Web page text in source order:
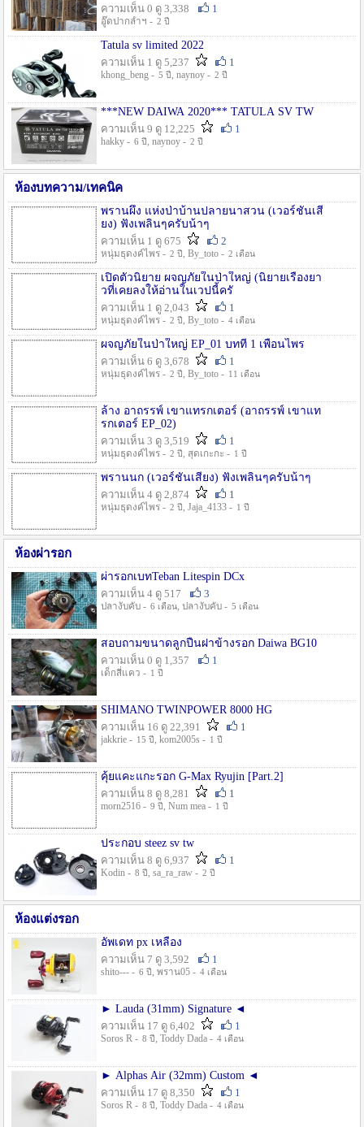
ความเห็น 0 ดู 3,338
1
อู๊ดปากลำฯ - 2 ปี
Tatula sv limited 2022
ความเห็น 1 ดู 5,237
1
khong_beng - 5 ปี , naynoy - 2 ปี
***NEW DAIWA 2020*** TATULA SV TW
ความเห็น 9 ดู 12,225
1
hakky - 6 ปี , naynoy - 2 ปี
ห้องบทความ/เทคนิค
พรานผึ้ง แห่งป่าบ้านปลายนาสวน (เวอร์ชั่นเสี
ยง) ฟังเพลินๆครับน้าๆ
ความเห็น 1 ดู 675
2
หนุ่มธุดงค์ไพร - 2 ปี , By_toto - 2 เดือน
เปิดตัวนิยาย ผจญภัยในป่าใหญ่ (นิยายเรื่องยา
วที่เคยลงให้อ่านในเวปนี้ครั
ความเห็น 1 ดู 2,043
1
หนุ่มธุดงค์ไพร - 2 ปี , By_toto - 4 เดือน
ผจญภัยในป่าใหญ่ EP_01 บทที่ 1 เพื่อนไพร
ความเห็น 6 ดู 3,678
1
หนุ่มธุดงค์ไพร - 2 ปี , By_toto - 11 เดือน
ล้าง อาถรรพ์ เขาแทรกเตอร์ (อาถรรพ์ เขาแท
รกเตอร์ EP_02)
ความเห็น 3 ดู 3,519
1
หนุ่มธุดงค์ไพร - 2 ปี , สุดเกะกะ - 1 ปี
พรานนก (เวอร์ชั่นเสียง) ฟังเพลินๆครับน้าๆ
ความเห็น 4 ดู 2,874
1
หนุ่มธุดงค์ไพร - 2 ปี , Jaja_4133 - 1 ปี
ห้องผ่ารอก
ผ่ารอกเบทTeban Litespin DCx
ความเห็น 4 ดู 517
3
ปลางับคับ - 6 เดือน, ปลางับคับ - 5 เดือน
สอบถามขนาดลูกปืนฝาข้างรอก Daiwa BG10
ความเห็น 0 ดู 1,357
1
เด็กสี่แคว - 1 ปี
SHIMANO TWINPOWER 8000 HG
ความเห็น 16 ดู 22,391
1
jakkrie - 15 ปี , kom2005s - 1 ปี
คุ้ยแคะแกะรอก G-Max Ryujin [Part.2]
ความเห็น 8 ดู 8,281
1
morn2516 - 9 ปี , Num mea - 1 ปี
ประกอบ steez sv tw
ความเห็น 8 ดู 6,937
1
Kodin - 8 ปี , sa_ra_raw - 2 ปี
ห้องแต่งรอก
อัพเดท px เหลือง
ความเห็น 7 ดู 3,592
1
shito--- - 6 ปี , พราน05 - 4 เดือน
► Lauda (31mm) Signature ◄
ความเห็น 17 ดู 6,402
1
Soros R - 8 ปี , Toddy Dada - 4 เดือน
► Alphas Air (32mm) Custom ◄
ความเห็น 17 ดู 8,350
1
Soros R - 8 ปี , Toddy Dada - 4 เดือน